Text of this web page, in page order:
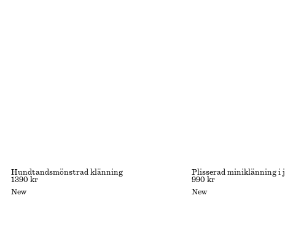
Hundtandsmönstrad klänning
1390 kr
New
Plisserad miniklänning i
990 kr
New